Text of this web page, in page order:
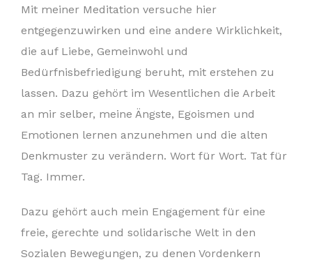
Mit meiner Meditation versuche hier
entgegenzuwirken und eine andere Wirklichkeit,
die auf Liebe, Gemeinwohl und
Bedürfnisbefriedigung beruht, mit erstehen zu
lassen. Dazu gehört im Wesentlichen die Arbeit
an mir selber, meine Ängste, Egoismen und
Emotionen lernen anzunehmen und die alten
Denkmuster zu verändern. Wort für Wort. Tat für
Tag. Immer.
Dazu gehört auch mein Engagement für eine
freie, gerechte und solidarische Welt in den
Sozialen Bewegungen, zu denen Vordenkern